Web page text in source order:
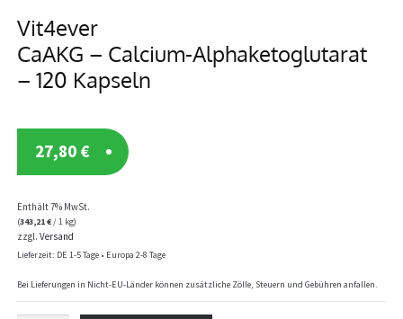
Vit4ever
CaAKG – Calcium-Alphaketoglutarat
– 120 Kapseln
27,80 €
Enthält 7% MwSt.
(343,21€/ 1 kg)
zzgl.Versand
Lieferzeit: DE 1-5 Tage • Europa 2-8 Tage
Bei Lieferungen in Nicht-EU-Länder können zusätzliche Zölle, Steuern und Gebühren anfallen.